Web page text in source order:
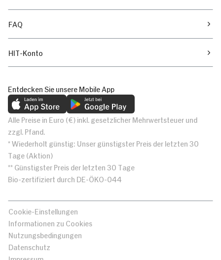
FAQ
HIT-Konto
Entdecken Sie unsere Mobile App
Alle Preise in Euro (€) inkl. gesetzlicher Mehrwertsteuer und
zzgl. Pfand.
* Wiederholt günstig: Unser günstigster Preis der letzten 30
Tage (Aktion)
** Günstigster Preis der letzten 30 Tage
Bio-zertifiziert durch DE-ÖKO-044
Cookie-Einstellungen
Informationen zu Cookies
Nutzungsbedingungen
Datenschutz